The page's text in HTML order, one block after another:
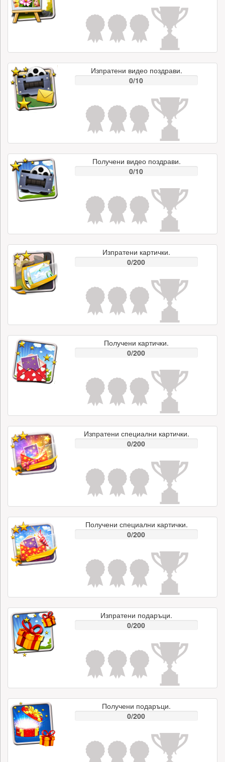
Изпратени видео поздрави.
0/10
Получени видео поздрави.
0/10
Изпратени картички.
0/200
Получени картички.
0/200
Изпратени специални картички.
0/200
Получени специални картички.
0/200
Изпратени подаръци.
0/200
Получени подаръци.
0/200